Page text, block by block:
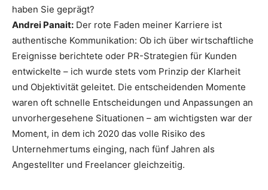
haben Sie geprägt?
Andrei Panait: Der rote Faden meiner Karriere ist
authentische Kommunikation: Ob ich über wirtschaftliche
Ereignisse berichtete oder PR-Strategien für Kunden
entwickelte – ich wurde stets vom Prinzip der Klarheit
und Objektivität geleitet. Die entscheidenden Momente
waren oft schnelle Entscheidungen und Anpassungen an
unvorhergesehene Situationen – am wichtigsten war der
Moment, in dem ich 2020 das volle Risiko des
Unternehmertums einging, nach fünf Jahren als
Angestellter und Freelancer gleichzeitig.